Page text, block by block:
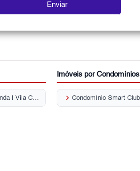
Sobrado com quintal para Venda | Vila Cruz das Almas
Imóveis por Condomínios
keyboard_arrow_right